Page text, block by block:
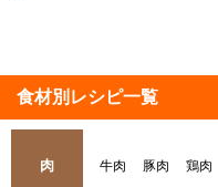
食材別レシピ一覧
肉 牛肉 豚肉 鶏肉